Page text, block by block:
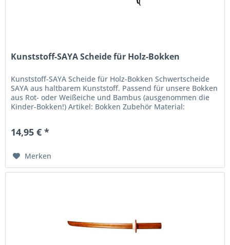
Kunststoff-SAYA Scheide für Holz-Bokken
Kunststoff-SAYA Scheide für Holz-Bokken Schwertscheide
SAYA aus haltbarem Kunststoff. Passend für unsere Bokken
aus Rot- oder Weißeiche und Bambus (ausgenommen die
Kinder-Bokken!) Artikel: Bokken Zubehör Material:
14,95 € *
Merken